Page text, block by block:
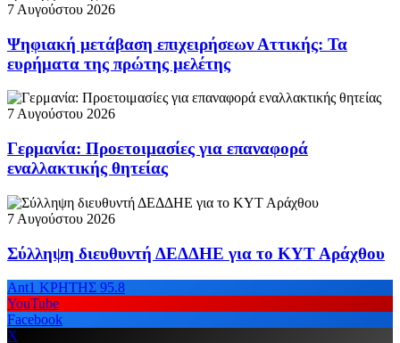
7 Αυγούστου 2026
Ψηφιακή μετάβαση επιχειρήσεων Αττικής: Τα
ευρήματα της πρώτης μελέτης
7 Αυγούστου 2026
Γερμανία: Προετοιμασίες για επαναφορά
εναλλακτικής θητείας
7 Αυγούστου 2026
Σύλληψη διευθυντή ΔΕΔΔΗΕ για το ΚΥΤ Αράχθου
Ant1 ΚΡΗΤΗΣ 95.8
YouTube
Facebook
X